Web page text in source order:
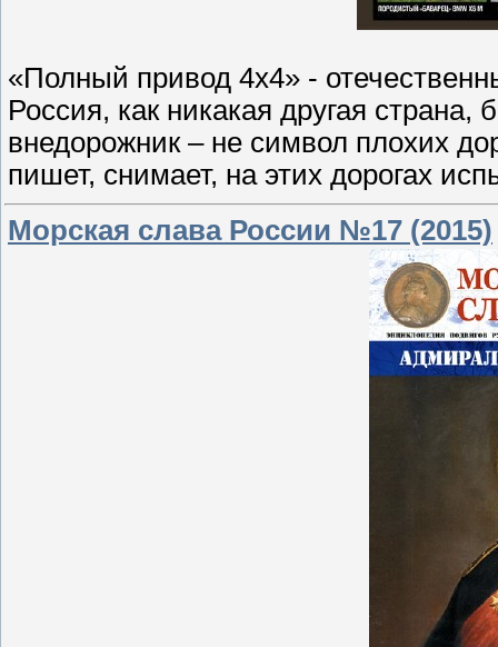
«Полный привод 4х4» -
Россия, как никакая другая страна,
внедорожник – не символ плохих
пишет, снимает, на этих дорогах
Морская слава России №17 (2015)